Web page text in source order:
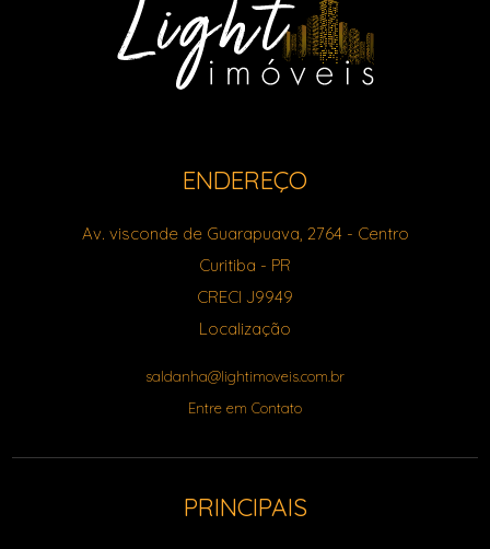
ENDEREÇO
Av. visconde de Guarapuava, 2764- Centro
Curitiba - PR
CRECI J9949
Localização
saldanha@lightimoveis.com.br
Entre em Contato
PRINCIPAIS